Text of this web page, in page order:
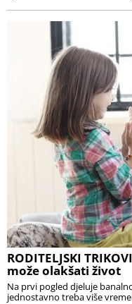
RODITELJSKI
može olakšati život
Na prvi pogled djeluje
jednostavno treba više